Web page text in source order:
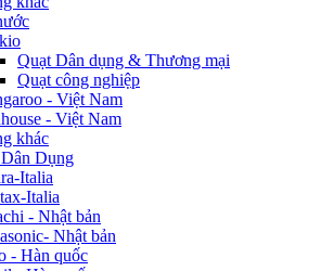
Quạt Dân dụng & Thương mại
Quạt công nghiệp
- Việt Nam
- Việt Nam
khác
Dụng
Italia
Italia
- Nhật bản
Nhật bản
- Hàn quốc